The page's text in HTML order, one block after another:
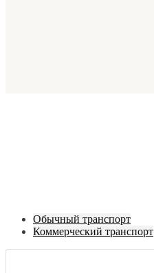
Обычный транспорт
Коммерческий транспорт